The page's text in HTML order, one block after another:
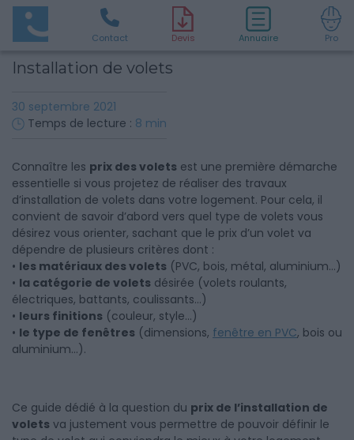
Contact Devis Annuaire Pro
Installation de volets
30 septembre 2021
Temps de lecture : 8 min
Connaître les prix des volets est une première démarche
essentielle si vous projetez de réaliser des travaux
d’installation de volets dans votre logement. Pour cela, il
convient de savoir d’abord vers quel type de volets vous
désirez vous orienter, sachant que le prix d’un volet va
dépendre de plusieurs critères dont :
• les matériaux des volets (PVC, bois, métal, aluminium…)
• la catégorie de volets désirée (volets roulants,
électriques, battants, coulissants…)
• leurs finitions (couleur, style...)
• le type de fenêtres (dimensions, fenêtre en PVC, bois ou
aluminium...).
Ce guide dédié à la question du prix de l’installation de
volets va justement vous permettre de pouvoir définir le